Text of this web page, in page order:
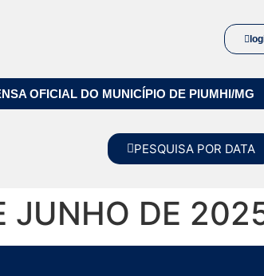
OFICIAL DO MUNICÍPIO DE PIUMHI/MG
PESQUISA POR DATA
JUNHO DE